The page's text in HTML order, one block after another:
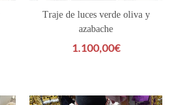
Traje de luces verde oliva y
azabache
1.100,00€